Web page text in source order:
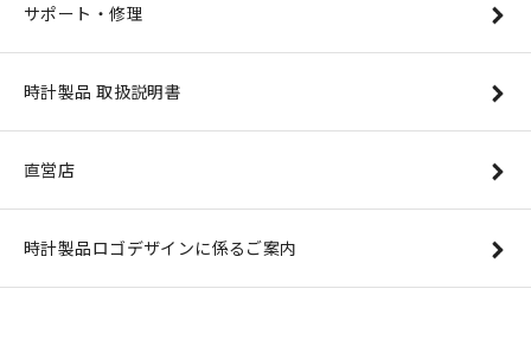
サポート・修理
時計製品 取扱説明書
直営店
時計製品ロゴデザインに係るご案内